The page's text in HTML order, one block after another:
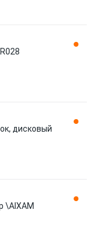
дисковый
\AIXAM